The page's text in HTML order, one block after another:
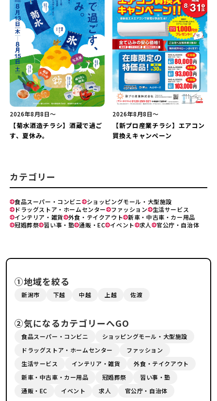
2026年8月8日〜
【菊水酒造チラシ】酒蔵で過ご
す、夏休み。
2026年8月8日〜
【新プロ産業チラシ】エアコン
買換えキャンペーン
カテゴリー
食品スーパー・コンビニ
ショッピングモール・大型施設
ドラッグストア・ホームセンター
ファッション
生活サービス
インテリア・雑貨
外食・テイクアウト 新車・中古車・カー用品
冠婚葬祭 習い事・塾 通販・EC イベント 求人 官公庁・自治体
①地域を絞る
新潟市 下越 中越 上越 佐渡
②気になるカテゴリーへGO
食品スーパー・コンビニ
ショッピングモール・大型施設
ドラッグストア・ホームセンター
ファッション
生活サービス
インテリア・雑貨
外食・テイクアウト
新車・中古車・カー用品
冠婚葬祭
習い事・塾
通販・EC
イベント 求人 官公庁・自治体